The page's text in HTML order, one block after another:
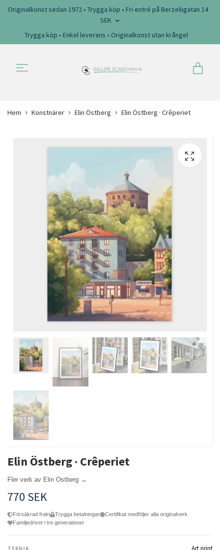
Originalkonst sedan 1972 • Trygga köp • Fri entré på Berzeliigatan 14
SEK
Trygga köp • Enkel leverans • Originalkonst utan krångel
Hem Konstnärer Elin Östberg Elin Östberg · Crêperiet
Elin Östberg · Crêperiet
Fler verk av Elin Ostberg →
770 SEK
Försäkrad frakt Trygga betalningar
Certifikat medföljer alla originalverk
Familjedrivet i tre generationer
TEKNIK Art print